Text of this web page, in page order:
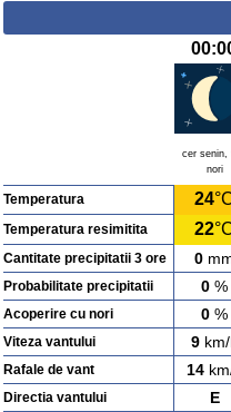
cer senin,
nori
Temperatura 24
Temperatura resimitita 22
Cantitate precipitatii 3 ore 0
Probabilitate precipitatii 0 %
Acoperire cu nori 0 %
Viteza vantului 9km/
Rafale de vant 14
Directia vantului E